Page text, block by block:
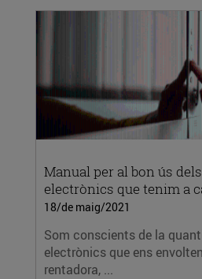
Manual per al bon ús
electrònics que tenim a
18/de maig/2021
Som conscients de la
electrònics que ens
rentadora, ...